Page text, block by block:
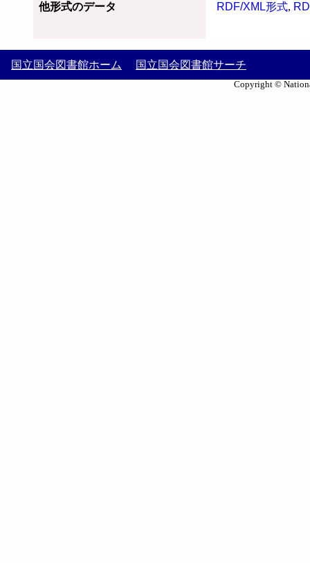
他形式のデータ RDF/XML形式,
国立国会図書館ホーム 国立国会図書館サーチ
Copyright ©